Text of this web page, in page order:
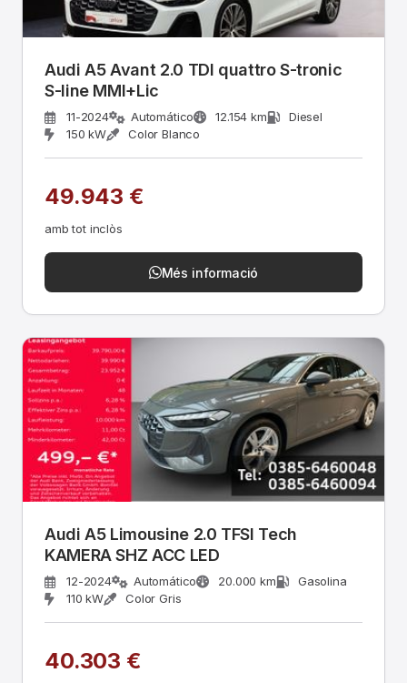
Audi A5 Avant 2.0 TDI quattro S-tronic
S-line MMI+Lic
11-2024 Automático 12.154 km
Diesel
150 kW
Color Blanco
49.943 €
amb tot inclòs
Més informació
Audi A5 Limousine 2.0 TFSI Tech
KAMERA SHZ ACC LED
12-2024 Automático 20.000 km
Gasolina
110 kW
Color Gris
40.303 €